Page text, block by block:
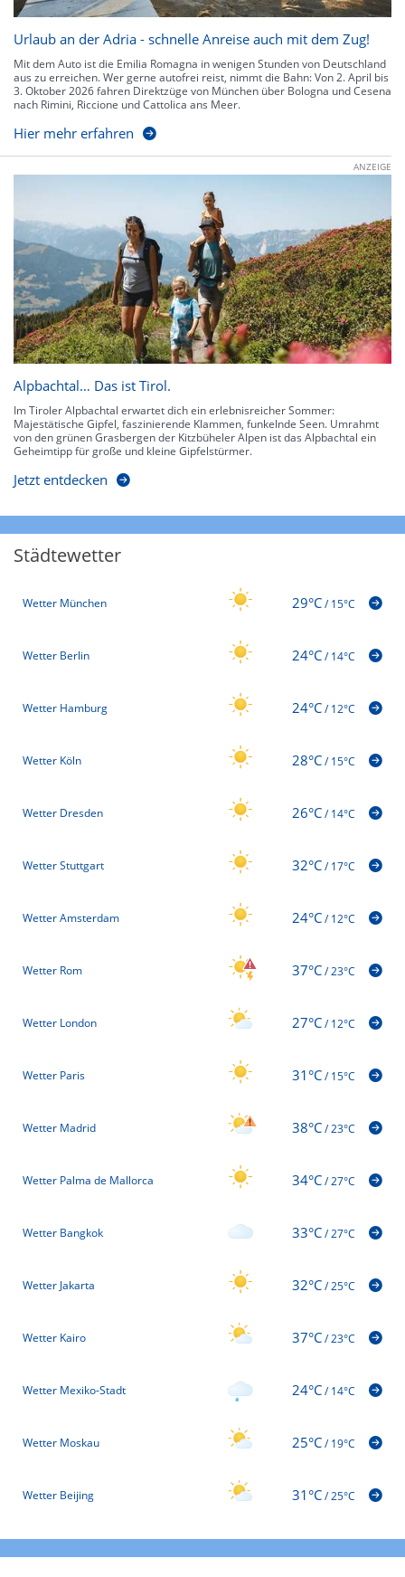
Urlaub an der Adria - schnelle Anreise auch mit dem Zug!
Mit dem Auto ist die Emilia Romagna in wenigen Stunden von Deutschland
aus zu erreichen. Wer gerne autofrei reist, nimmt die Bahn: Von 2. April bis
3. Oktober 2026 fahren Direktzüge von München über Bologna und Cesena
nach Rimini, Riccione und Cattolica ans Meer.
Hier mehr erfahren
ANZEIGE
Alpbachtal… Das ist Tirol.
Im Tiroler Alpbachtal erwartet dich ein erlebnisreicher Sommer:
Majestätische Gipfel, faszinierende Klammen, funkelnde Seen. Umrahmt
von den grünen Grasbergen der Kitzbüheler Alpen ist das Alpbachtal ein
Geheimtipp für große und kleine Gipfelstürmer.
Jetzt entdecken
Städtewetter
Wetter München 29°C/15°C
Wetter Berlin 24°C/14°C
Wetter Hamburg 24°C/12°C
Wetter Köln 28°C/15°C
Wetter Dresden 26°C/14°C
Wetter Stuttgart 32°C/17°C
Wetter Amsterdam 24°C/12°C
Wetter Rom 37°C/23°C
Wetter London 27°C/12°C
Wetter Paris 31°C/15°C
Wetter Madrid 38°C/23°C
Wetter Palma de Mallorca 34°C/27°C
Wetter Bangkok 33°C/27°C
Wetter Jakarta 32°C/25°C
Wetter Kairo 37°C/23°C
Wetter Mexiko-Stadt 24°C/14°C
Wetter Moskau 25°C/19°C
Wetter Beijing 31°C/25°C